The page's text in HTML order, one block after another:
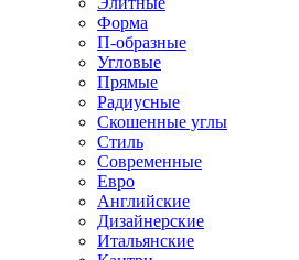
Форма
П-образные
Угловые
Прямые
Радиусные
Скошенные углы
Стиль
Современные
Евро
Английские
Дизайнерские
Итальянские